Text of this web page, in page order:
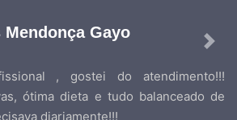
Gayo
, gostei do atendimento!!!
ótima dieta e tudo balanceado de
diariamente!!!
Next